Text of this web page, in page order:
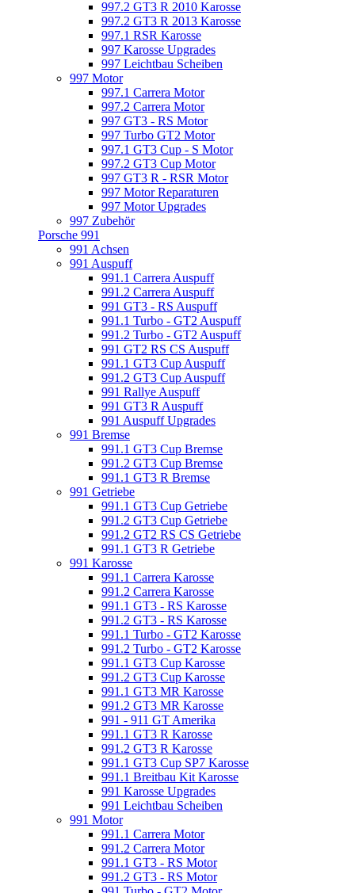
997.2 GT3 R 2010 Karosse
997.2 GT3 R 2013 Karosse
997.1 RSR Karosse
997 Karosse Upgrades
997 Leichtbau Scheiben
997 Motor
997.1 Carrera Motor
997.2 Carrera Motor
997 GT3 - RS Motor
997 Turbo GT2 Motor
997.1 GT3 Cup - S Motor
997.2 GT3 Cup Motor
997 GT3 R - RSR Motor
997 Motor Reparaturen
997 Motor Upgrades
997 Zubehör
Porsche 991
991 Achsen
991 Auspuff
991.1 Carrera Auspuff
991.2 Carrera Auspuff
991 GT3 - RS Auspuff
991.1 Turbo - GT2 Auspuff
991.2 Turbo - GT2 Auspuff
991 GT2 RS CS Auspuff
991.1 GT3 Cup Auspuff
991.2 GT3 Cup Auspuff
991 Rallye Auspuff
991 GT3 R Auspuff
991 Auspuff Upgrades
991 Bremse
991.1 GT3 Cup Bremse
991.2 GT3 Cup Bremse
991.1 GT3 R Bremse
991 Getriebe
991.1 GT3 Cup Getriebe
991.2 GT3 Cup Getriebe
991.2 GT2 RS CS Getriebe
991.1 GT3 R Getriebe
991 Karosse
991.1 Carrera Karosse
991.2 Carrera Karosse
991.1 GT3 - RS Karosse
991.2 GT3 - RS Karosse
991.1 Turbo - GT2 Karosse
991.2 Turbo - GT2 Karosse
991.1 GT3 Cup Karosse
991.2 GT3 Cup Karosse
991.1 GT3 MR Karosse
991.2 GT3 MR Karosse
991 - 911 GT Amerika
991.1 GT3 R Karosse
991.2 GT3 R Karosse
991.1 GT3 Cup SP7 Karosse
991.1 Breitbau Kit Karosse
991 Karosse Upgrades
991 Leichtbau Scheiben
991 Motor
991.1 Carrera Motor
991.2 Carrera Motor
991.1 GT3 - RS Motor
991.2 GT3 - RS Motor